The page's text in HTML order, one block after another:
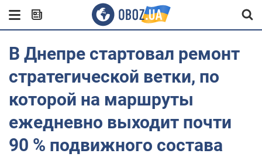
В Днепре стартовал ремонт
стратегической ветки, по
которой на маршруты
ежедневно выходит почти
90 % подвижного состава